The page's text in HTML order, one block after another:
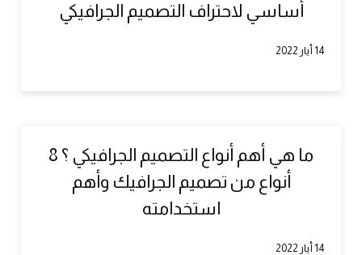
أساسي لاحتراف التصميم الجرافيكي
14 أيار 2022
ما هي أهم أنواع التصميم الجرافيكي ؟ 8
أنواع من تصميم الجرافيك وأهم
استخدامته
14 أيار 2022